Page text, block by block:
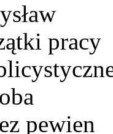
pracy
pewien